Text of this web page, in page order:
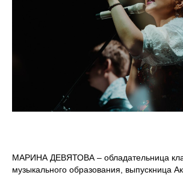
МАРИНА ДЕВЯТОВА – обладательница
музыкального образования, выпускница